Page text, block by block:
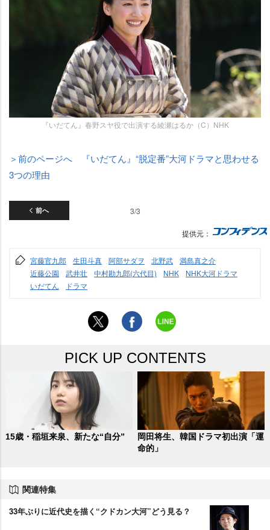
『いだてん』春野スヤ役で出演する綾瀬はるか（C）NHK
＞前のページへ 『いだてん』“脱定番”大河ドラマと思わせる
3つの理由
前へ 3/3
提供元：
宮藤官九郎 生田斗真 阿部サダヲ 北野武
満島真之介
近藤公園
武井壮 中村勘九郎(六代目) NHK
NHK大河ドラマ
いだてん
ドラマ
PICK UP CONTENTS
15歳・稲垣来泉、新たな“自分”
岡田将生、韓国ドラマ初出演「運
命的」
関連特集
33年ぶりに近代史を描く“クドカン大河”どう見る？